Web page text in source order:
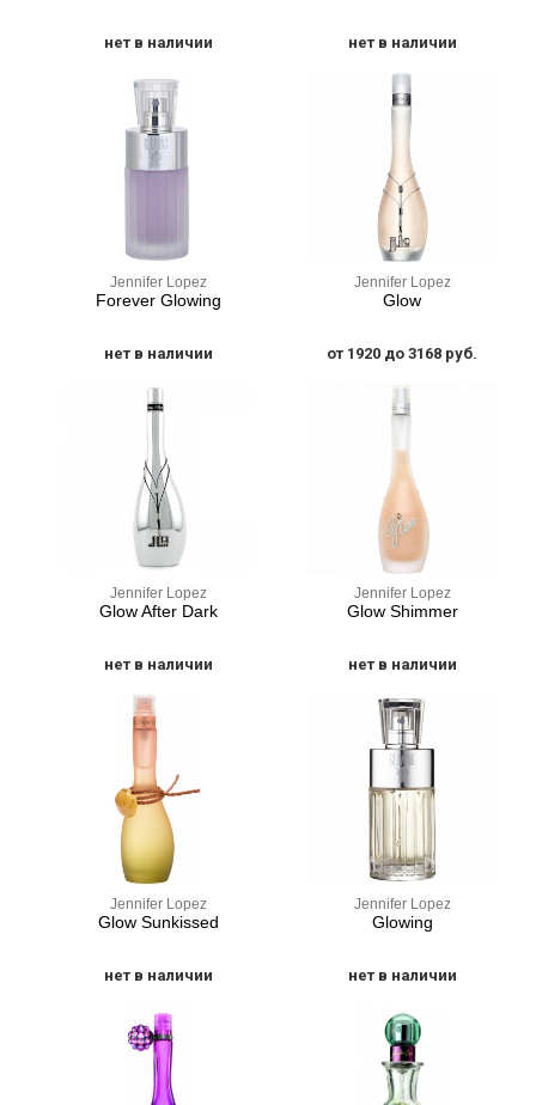
нет в наличии нет в наличии
Jennifer Lopez
Forever Glowing
нет в наличии
Jennifer Lopez
Glow
от 1920 до 3168 руб.
Jennifer Lopez
Glow After Dark
нет в наличии
Jennifer Lopez
Glow Shimmer
нет в наличии
Jennifer Lopez
Glow Sunkissed
нет в наличии
Jennifer Lopez
Glowing
нет в наличии